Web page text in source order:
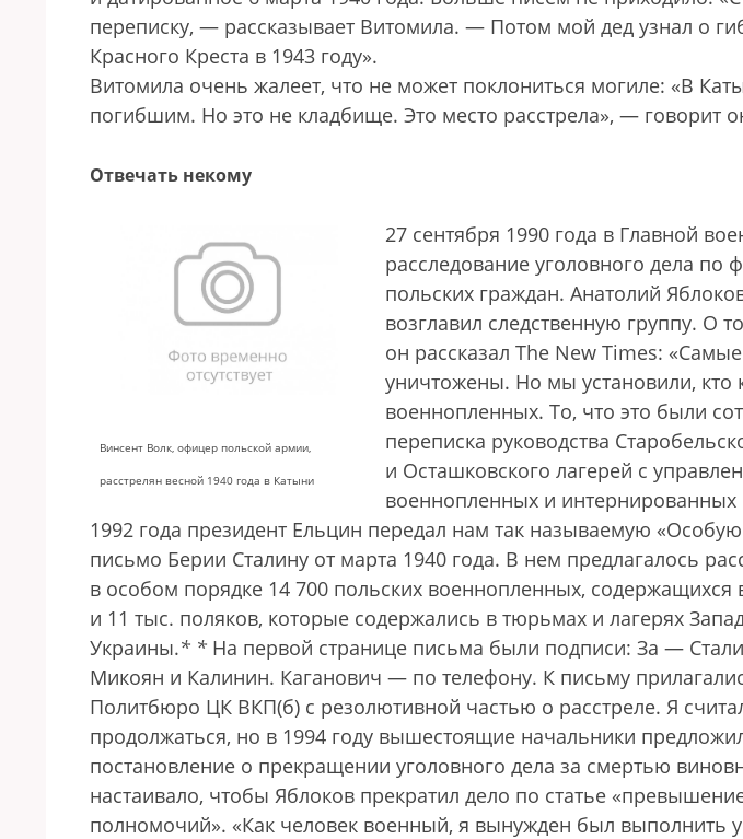
переписку, — рассказывает Витомила. — Потом мой дед узнал о
Красного Креста в 1943 году».
Витомила очень жалеет, что не может поклониться могиле: «В
погибшим. Но это не кладбище. Это место расстрела», — говорит
Отвечать некому
Винсент Волк, офицер польской армии,
расстрелян весной 1940 года в Катыни
27 сентября 1990 года в Главной
расследование уголовного дела по
польских граждан. Анатолий
возглавил следственную группу. О
он рассказал The New Times:
уничтожены. Но мы установили, кто
военнопленных. То, что это были
переписка руководства
и Осташковского лагерей с
военнопленных и
1992 года президент Ельцин передал нам так называемую
письмо Берии Сталину от марта 1940 года. В нем предлагалось
в особом порядке 14 700 польских военнопленных, содержащихся
и 11 тыс. поляков, которые содержались в тюрьмах и лагерях
Украины.* * На первой странице письма были подписи: За —
Микоян и Калинин. Каганович — по телефону. К письму
Политбюро ЦК ВКП(б) с резолютивной частью о расстреле. Я
продолжаться, но в 1994 году вышестоящие начальники
постановление о прекращении уголовного дела за смертью
настаивало, чтобы Яблоков прекратил дело по статье
полномочий». «Как человек военный, я вынужден был выполнить